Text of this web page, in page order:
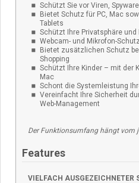
Schützt Sie vor Viren,
Bietet Schutz für PC, Mac
Tablets
Schützt Ihre Privatsphäre
Webcam- und Mikrofon-
Bietet zusätzlichen Schutz
Shopping
Schützt Ihre Kinder – mit der
Mac
Schont die Systemleistung
Vereinfacht Ihre Sicherheit
Web-Management
Der Funktionsumfang hängt vom
Features
VIELFACH AUSGEZEICHNETER